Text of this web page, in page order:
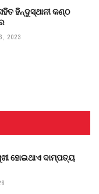
ହିନ୍ଦୁସ୍ଥାନୀ କଣ୍ଠ
2023
ହୋଇଥାଏ ଦାମ୍ପତ୍ୟ